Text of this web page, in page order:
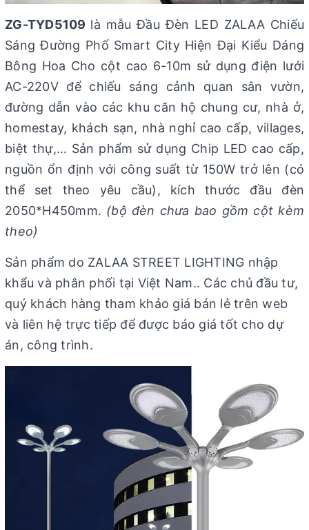
ZG-TYD5109 là mẫu Đầu Đèn LED ZALAA Chiếu
Sáng Đường Phố Smart City Hiện Đại Kiểu Dáng
Bông Hoa Cho cột cao 6-10m sử dụng điện lưới
AC-220V để chiếu sáng cảnh quan sân vườn,
đường dẫn vào các khu căn hộ chung cư, nhà ở,
homestay, khách sạn, nhà nghỉ cao cấp, villages,
biệt thự,… Sản phẩm sử dụng Chip LED cao cấp,
nguồn ổn định với công suất từ 150W trở lên (có
thể set theo yêu cầu), kích thước đầu đèn
2050*H450mm. (bộ đèn chưa bao gồm cột kèm
theo)
Sản phẩm do ZALAA STREET LIGHTING nhập
khẩu và phân phối tại Việt Nam.. Các chủ đầu tư,
quý khách hàng tham khảo giá bán lẻ trên web
và liên hệ trực tiếp để được báo giá tốt cho dự
án, công trình.